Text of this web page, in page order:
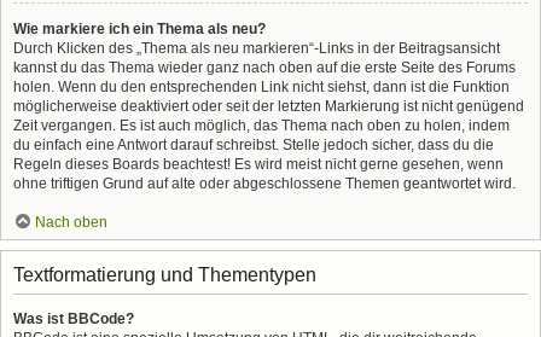
Wie markiere ich ein Thema als neu?
Durch Klicken des „Thema als neu markieren“-Links in der Beitragsansicht
kannst du das Thema wieder ganz nach oben auf die erste Seite des Forums
holen. Wenn du den entsprechenden Link nicht siehst, dann ist die Funktion
möglicherweise deaktiviert oder seit der letzten Markierung ist nicht genügend
Zeit vergangen. Es ist auch möglich, das Thema nach oben zu holen, indem
du einfach eine Antwort darauf schreibst. Stelle jedoch sicher, dass du die
Regeln dieses Boards beachtest! Es wird meist nicht gerne gesehen, wenn
ohne triftigen Grund auf alte oder abgeschlossene Themen geantwortet wird.
Nach oben
Textformatierung und Thementypen
Was ist BBCode?